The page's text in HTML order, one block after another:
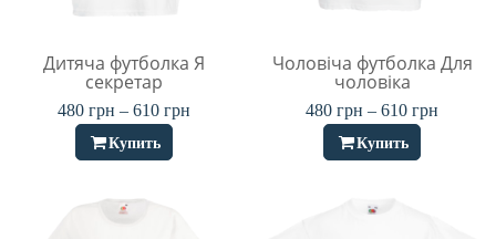
Дитяча футболка Я
секретар
480 грн – 610 грн
Купить
Чоловіча футболка Для
чоловіка
480 грн – 610 грн
Купить